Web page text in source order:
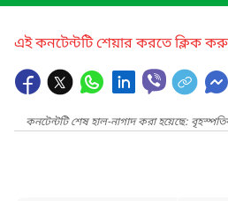
এই কনটেন্টটি শেয়ার করতে ক্লিক
কনটেন্টটি শেষ হাল-নাগাদ করা হয়েছে: